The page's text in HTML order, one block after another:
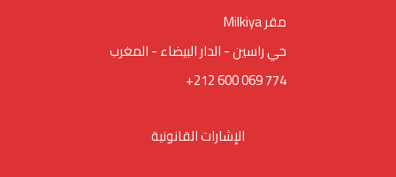
Milkiya مقر
حي راسين - الدار البيضاء - المغرب
+212 600 069 774
الإشارات القانونية